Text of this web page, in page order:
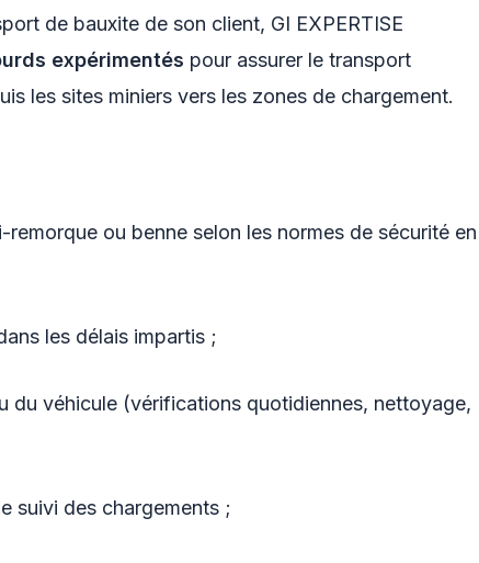
de bauxite de son client, GI EXPERTISE
expérimentés pour assurer le transport
les sites miniers vers les zones de chargement.
ou benne selon les normes de sécurité en
les délais impartis ;
du véhicule (vérifications quotidiennes, nettoyage,
suivi des chargements ;